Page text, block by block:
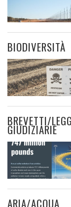
BIODIVERSITÀ
BREVETTI/
GIUDIZIARIE
ARIA/ACQUA